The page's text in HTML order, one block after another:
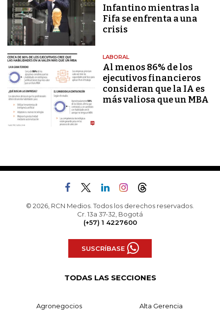
Infantino mientras la
Fifa se enfrenta a una
crisis
LABORAL
Al menos 86% de los
ejecutivos financieros
consideran que la IA es
más valiosa que un MBA
© 2026, RCN Medios. Todos los derechos reservados.
Cr. 13a 37-32, Bogotá
(+57) 1 4227600
SUSCRÍBASE
TODAS LAS SECCIONES
Agronegocios Alta Gerencia